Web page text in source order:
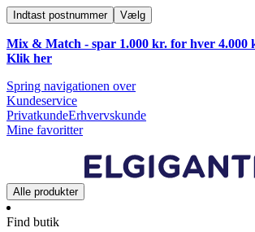
Indtast postnummer Vælg
Mix & Match - spar 1.000 kr. for hver 4.000
Klik her
Spring navigationen over
Kundeservice
PrivatkundeErhvervskunde
Mine favoritter
Alle produkter
Find butik